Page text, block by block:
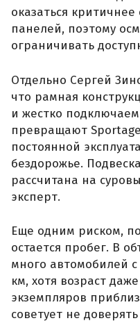
оказаться критичнее
панелей, поэтому
ограничивать
Отдельно Сергей
что рамная
и жестко
превращают
постоянной
бездорожье.
рассчитана на
эксперт.
Еще одним риском,
остается пробег. В
много автомобилей
км, хотя возраст
экземпляров
советует не